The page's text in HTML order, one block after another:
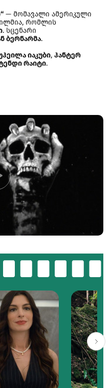
— მომავალი ამერიკული
რომლის
. სცენარი
ბერნარმა.
იაკუბი, ჰანტერ
რაიტი.